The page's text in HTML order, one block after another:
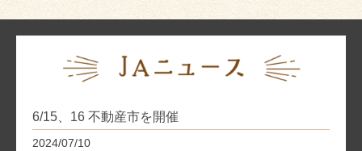
6/15、16 不動産市を開催
2024/07/10